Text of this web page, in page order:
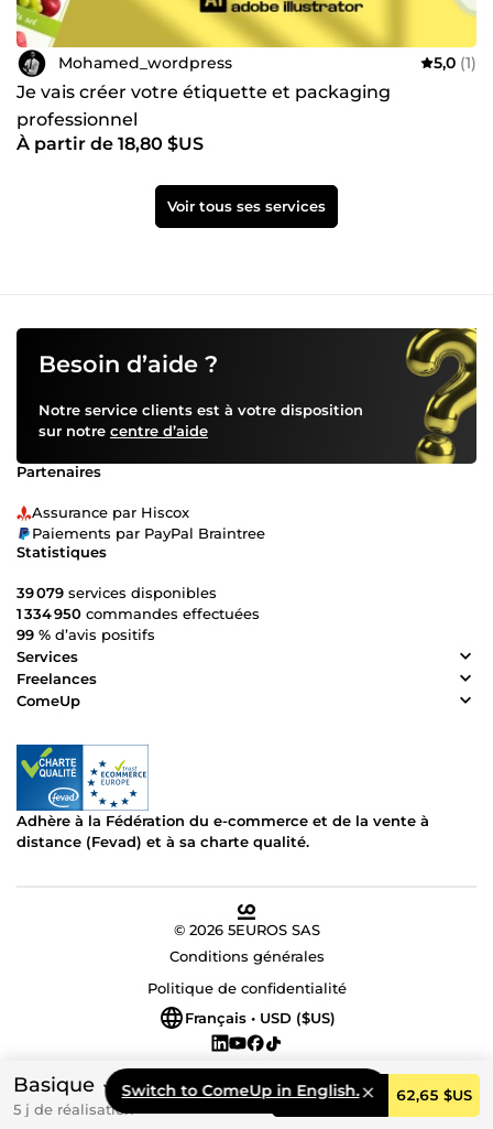
Basique
5 j de réalisation
Commander 62,65 $US
Mohamed_wordpress 5,0 (1)
Je vais créer votre étiquette et packaging
professionnel
À partir de 18,80 $US
Voir tous ses services
Switch to ComeUp in English.
Besoin d’aide ?
Notre service clients est à votre disposition
sur notre centre d’aide
Partenaires
Assurance par Hiscox
Paiements par PayPal Braintree
Statistiques
39 079 services disponibles
1 334 950 commandes effectuées
99 % d’avis positifs
Services
Freelances
ComeUp
Adhère à la Fédération du e-commerce et de la vente à
distance (Fevad) et à sa charte qualité.
© 2026 5EUROS SAS
Conditions générales
Politique de confidentialité
Français • USD ($US)